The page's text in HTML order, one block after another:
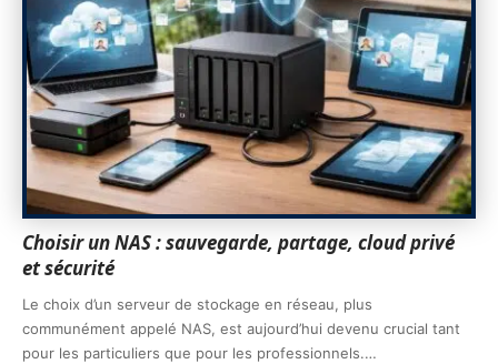
Choisir un NAS : sauvegarde, partage, cloud privé
et sécurité
Le choix d’un serveur de stockage en réseau, plus
communément appelé NAS, est aujourd’hui devenu crucial tant
pour les particuliers que pour les professionnels.…